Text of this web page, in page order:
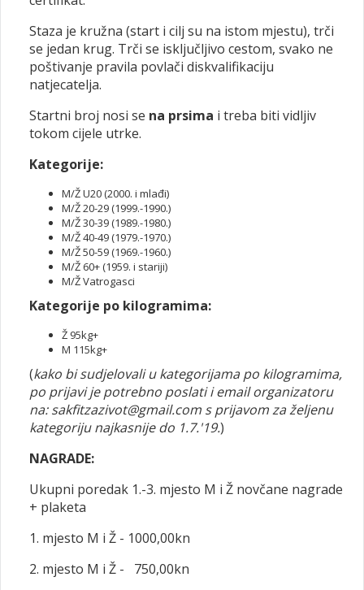
Staza je kružna (start i cilj su na istom mjestu), trči
se jedan krug. Trči se isključljivo cestom, svako ne
poštivanje pravila povlači diskvalifikaciju
natjecatelja.
Startni broj nosi se na prsima i treba biti vidljiv
tokom cijele utrke.
Kategorije:
M/Ž U20 (2000. i mlađi)
M/Ž 20-29 (1999.-1990.)
M/Ž 30-39 (1989.-1980.)
M/Ž 40-49 (1979.-1970.)
M/Ž 50-59 (1969.-1960.)
M/Ž 60+ (1959. i stariji)
M/Ž Vatrogasci
Kategorije po kilogramima:
Ž 95kg+
M 115kg+
(kako bi sudjelovali u kategorijama po kilogramima,
po prijavi je potrebno poslati i email organizatoru
na: sakfitzazivot@gmail.com s prijavom za željenu
kategoriju najkasnije do 1.7.'19.)
NAGRADE:
Ukupni poredak 1.-3. mjesto M i Ž novčane nagrade
+ plaketa
1. mjesto M i Ž - 1000,00kn
2. mjesto M i Ž - 750,00kn